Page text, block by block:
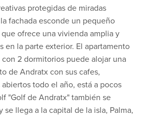
protegidas de miradas
fachada esconde un pequeño
ofrece una vivienda amplia y
en la parte exterior. El apartamento
2 dormitorios puede alojar una
de Andratx con sus cafes,
todo el año, está a pocos
"Golf de Andratx" también se
se llega a la capital de la isla, Palma,